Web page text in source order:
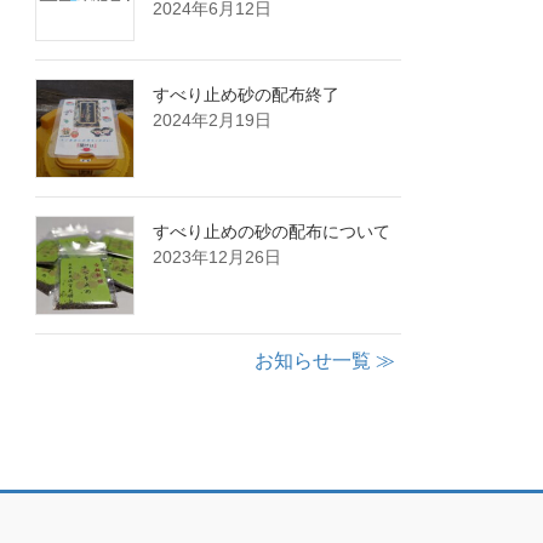
2024年6月12日
すべり止め砂の配布終了
2024年2月19日
すべり止めの砂の配布について
2023年12月26日
お知らせ一覧 ≫